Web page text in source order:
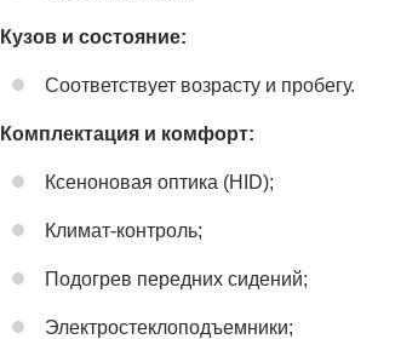
Кузов и состояние:
Соответствует возрасту и пробегу.
Комплектация и комфорт:
Ксеноновая оптика (HID);
Климат-контроль;
Подогрев передних сидений;
Электростеклоподъемники;